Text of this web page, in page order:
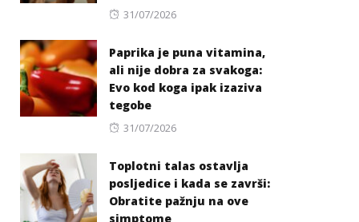
Posted
31/07/2026
Paprika je puna vitamina,
ali nije dobra za svakoga:
Evo kod koga ipak izaziva
tegobe
Posted
31/07/2026
Toplotni talas ostavlja
posljedice i kada se završi:
Obratite pažnju na ove
simptome